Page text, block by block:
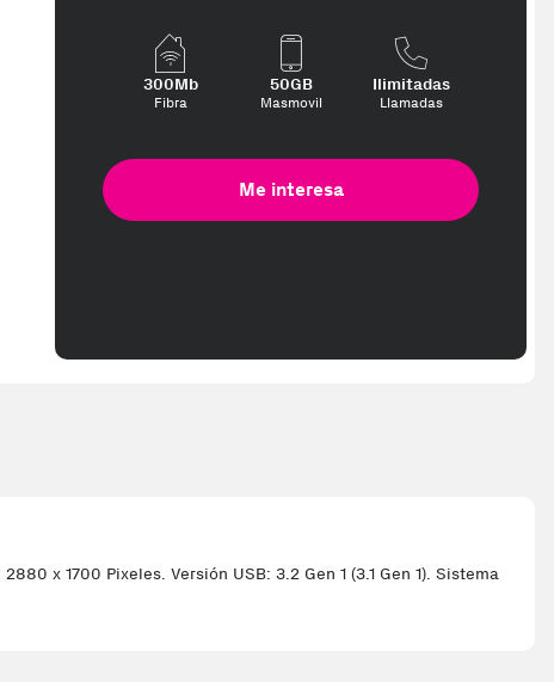
300Mb
Fibra
50GB
Masmovil
Ilimitadas
Llamadas
Me interesa
x 1700 Pixeles. Versión USB: 3.2 Gen 1 (3.1 Gen 1). Sistema